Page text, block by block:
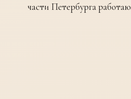
части Петербурга